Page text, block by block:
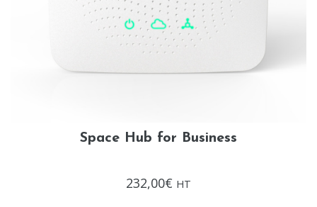
Space Hub for Business
0
sur
232,00€ HT